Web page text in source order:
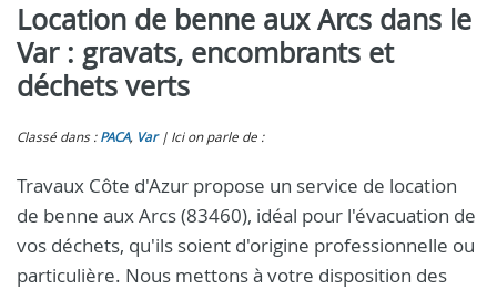
Location de benne aux Arcs dans le
Var : gravats, encombrants et
déchets verts
Classé dans : PACA, Var Ici on parle de :
Travaux Côte d'Azur propose un service de location
de benne aux Arcs (83460), idéal pour l'évacuation de
vos déchets, qu'ils soient d'origine professionnelle ou
particulière. Nous mettons à votre disposition des